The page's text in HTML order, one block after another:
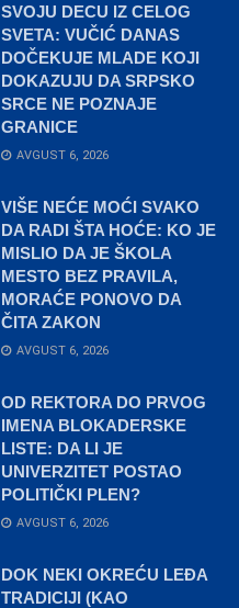
SVOJU DECU IZ CELOG
SVETA: VUČIĆ DANAS
DOČEKUJE MLADE KOJI
DOKAZUJU DA SRPSKO
SRCE NE POZNAJE
GRANICE
AVGUST 6, 2026
VIŠE NEĆE MOĆI SVAKO
DA RADI ŠTA HOĆE: KO JE
MISLIO DA JE ŠKOLA
MESTO BEZ PRAVILA,
MORAĆE PONOVO DA
ČITA ZAKON
AVGUST 6, 2026
OD REKTORA DO PRVOG
IMENA BLOKADERSKE
LISTE: DA LI JE
UNIVERZITET POSTAO
POLITIČKI PLEN?
AVGUST 6, 2026
DOK NEKI OKREĆU LEĐA
TRADICIJI (KAO